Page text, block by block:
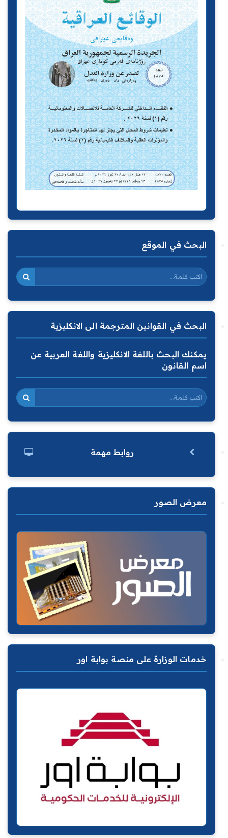
البحث في الموقع
البحث في القوانين المترجمة الى الانكليزية
يمكنك البحث باللغة الانكليزية واللغة العربية عن
اسم القانون
روابط مهمة
معرض الصور
خدمات الوزارة على منصة بوابة اور